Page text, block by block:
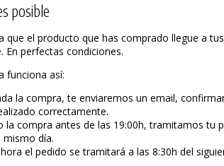
posible
que el producto que has comprado llegue a
En perfectas condiciones.
funciona así:
la compra, te enviaremos un email,
correctamente.
la compra antes de las 19:00h, tramitamos tu
mismo día.
el pedido se tramitará a las 8:30h del